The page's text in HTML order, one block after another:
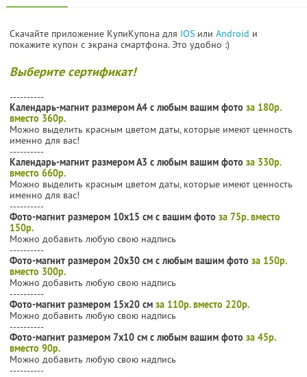
Скачайте приложение КупиКупона для IOS или Android и
покажите купон с экрана смартфона. Это удобно :)
Выберите сертификат!
----------
Календарь-магнит размером А4 с любым вашим фото за 180р.
вместо 360р.
Можно выделить красным цветом даты, которые имеют ценность
именно для вас!
----------
Календарь-магнит размером А3 с любым вашим фото за 330р.
вместо 660р.
Можно выделить красным цветом даты, которые имеют ценность
именно для вас!
----------
Фото-магнит размером 10х15 см с вашим фото за 75р. вместо
150р.
Можно добавить любую свою надпись
----------
Фото-магнит размером 20х30 см с любым вашим фото за 150р.
вместо 300р.
Можно добавить любую свою надпись
----------
Фото-магнит размером 15х20 см за 110р. вместо 220р.
Можно добавить любую свою надпись
----------
Фото-магнит размером 7х10 см с любым вашим фото за 45р.
вместо 90р.
Можно добавить любую свою надпись
----------